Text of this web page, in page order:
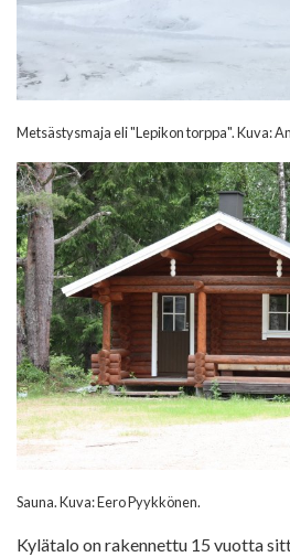
Metsästysmaja eli "Lepikon torppa". Kuva:
Sauna. Kuva: Eero Pyykkönen.
Kylätalo on rakennettu 15 vuotta